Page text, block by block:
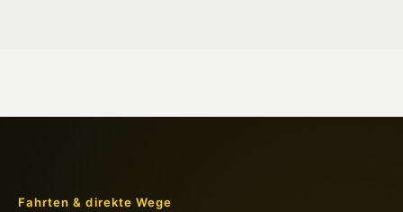
Fahrten & direkte Wege